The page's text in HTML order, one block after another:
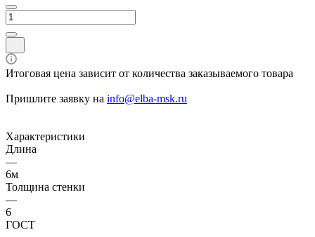
Итоговая цена зависит от количества заказываемого товара
Пришлите заявку на info@elba-msk.ru
Характеристики
Длина
—
6м
Толщина стенки
—
6
ГОСТ